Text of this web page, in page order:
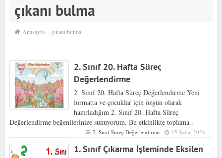
çıkanı bulma
Anasayfa ›› çıkanı bulma
2. Sınıf 20. Hafta Süreç
Değerlendirme
2. Sınıf 20. Hafta Süreç Değerlendirme Yeni
formatta ve çocuklar için özgün olarak
hazırladığım 2. Sınıf 20. Hafta Süreç
Değerlendirme beğenilerinize sunuyorum. Bu etkinlikte toplama..
2. Sınıf Süreç Değerlendirme 15 Şubat 2026
1. Sınıf Çıkarma İşleminde Eksilen